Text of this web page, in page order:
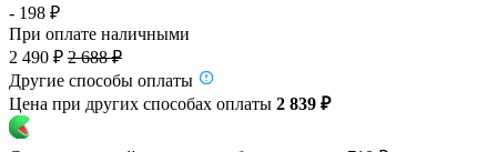
- 198 ₽
При оплате наличными
2 490 ₽ 2 688 ₽
Другие способы оплаты
Цена при других способах оплаты 2 839 ₽